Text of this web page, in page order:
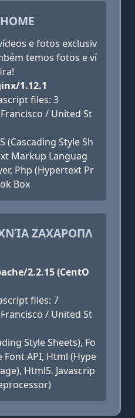
e fotos exclusiv
temos fotos e ví
1.12.1
files: 3
/ United St
(Cascading Style Sh
Markup Languag
Php (Hypertext Pr
Box
ΖΑΧΑΡΟΠΛ
2.2.15 (CentO
files: 7
/ United St
Style Sheets), Fo
API, Html (Hype
Html5, Javascrip